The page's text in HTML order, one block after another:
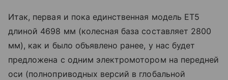
Итак, первая и пока единственная модель ET5
длиной 4698 мм (колесная база составляет 2800
мм), как и было объявлено ранее, у нас будет
предложена с одним электромотором на передней
оси (полноприводных версий в глобальной